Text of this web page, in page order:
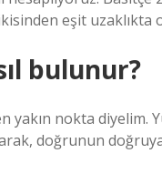
eşit uzaklıkta
bulunur?
nokta diyelim.
doğrunun